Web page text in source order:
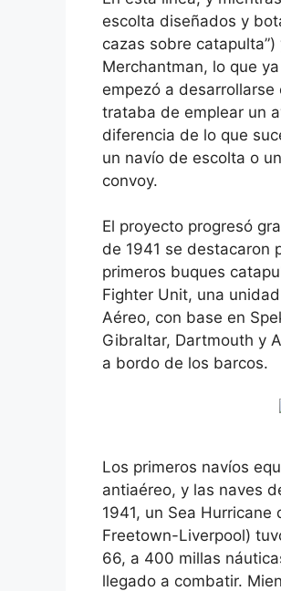
escolta diseñados y
cazas sobre
Merchantman, lo que
empezó a desarrollarse
trataba de emplear un
diferencia de lo que
un navío de escolta o
convoy.
El proyecto progresó
de 1941 se destacaron
primeros buques
Fighter Unit, una
Aéreo, con base en
Gibraltar, Dartmouth y
a bordo de los barcos.
Los primeros navíos
antiaéreo, y las naves
1941, un Sea
Freetown-Liverpool)
66, a 400 millas
llegado a combatir.